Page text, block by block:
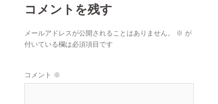
ン
コメントを残す
メールアドレスが公開されることはありません。 ※ が
付いている欄は必須項目です
コメント ※